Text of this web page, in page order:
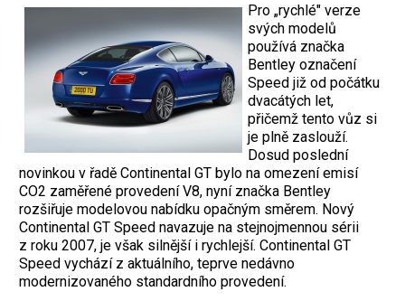
Pro „rychlé" verze
svých modelů
používá značka
Bentley označení
Speed již od počátku
dvacátých let,
přičemž tento vůz si
je plně zaslouží.
Dosud poslední
novinkou v řadě Continental GT bylo na omezení emisí
CO2 zaměřené provedení V8, nyní značka Bentley
rozšiřuje modelovou nabídku opačným směrem. Nový
Continental GT Speed navazuje na stejnojmennou sérii
z roku 2007, je však silnější i rychlejší. Continental GT
Speed vychází z aktuálního, teprve nedávno
modernizovaného standardního provedení.